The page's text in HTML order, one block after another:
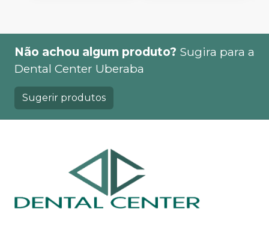
Não achou algum produto? Sugira para a
Dental Center Uberaba
Sugerir produtos